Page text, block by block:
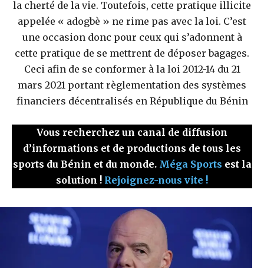
la cherté de la vie. Toutefois, cette pratique illicite
appelée « adogbè » ne rime pas avec la loi. C’est
une occasion donc pour ceux qui s’adonnent à
cette pratique de se mettrent de déposer bagages.
Ceci afin de se conformer à la loi 2012-14 du 21
mars 2021 portant règlementation des systèmes
financiers décentralisés en République du Bénin
Vous recherchez un canal de diffusion
d’informations et de productions de tous les
sports du Bénin et du monde. Méga Sports est la
solution ! Rejoignez-nous vite !